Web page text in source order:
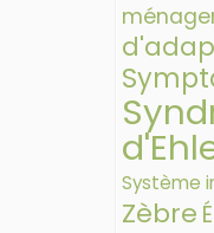
Système
Zèbre